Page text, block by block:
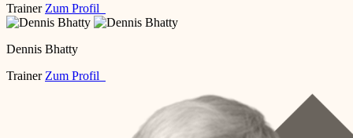
Trainer Zum Profil
Dennis Bhatty
Trainer Zum Profil